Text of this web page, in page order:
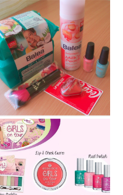
New In
NEWS: limitky od Essence